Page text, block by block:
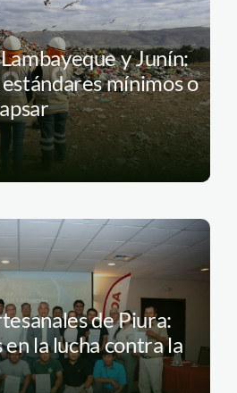
y Junín:
mínimos o
de Piura:
la lucha contra la